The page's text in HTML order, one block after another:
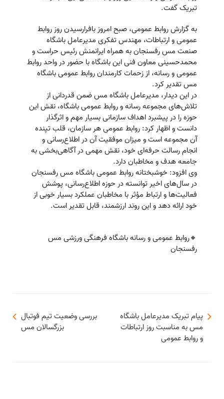
تبریک گفت.
به گزارش روابط عمومی، صبح امروز بافرارسیدن روز روابط
عمومی و ارتباطات، مهندس تفکری مدیرعامل باشگاه
صنعت مس رفسنجان به همراه ایرانمنش رئیس حراست و
محمدحسینی معاون فنی این باشگاه با حضور در واحد روابط
عمومی و رسانه، از زحمات کارمندان روابط عمومی باشگاه
مس تقدیر کرد.
در این دیدار، مدیرعامل باشگاه مس ضمن قدردانی از
تلاش‌های مجموعه رسانه و روابط عمومی باشگاه، نقش این
حوزه را در پیشبرد اهداف سازمانی بسیار مهم و اثرگذار
دانست و اظهار کرد: روابط عمومی هر سازمان، قلب تپنده
آن مجموعه است و میزان موفقیت آن در اطلاع‌رسانی و
انجام رسالت حرفه‌ای خود، نقش مهمی در آگاهی‌بخشی به
جامعه هدف و مخاطبان دارد.
وی افزود: خوشبختانه روابط عمومی باشگاه مس رفسنجان
در سال‌های اخیر توانسته در حوزه اطلاع‌رسانی، پوشش
فعالیت‌ها و ارتباط مؤثر با مخاطبان عملکرد بسیار خوبی از
خود ارائه دهد و این روند ارزشمند، قابل تقدیر است.
🔸روابط عمومی و رسانه باشگاه فرهنگی ورزشی مس
رفسنجان
بررسی وضعیت تیم فوتبال
بزرگسالان مس
پیام تبریک مدیرعامل باشگاه
مس به مناسبت روز ارتباطات
و روابط عمومی